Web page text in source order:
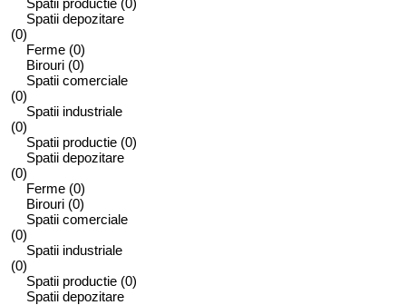
Spatii productie (0)
Spatii depozitare
(0)
Ferme (0)
Birouri (0)
Spatii comerciale
(0)
Spatii industriale
(0)
Spatii productie (0)
Spatii depozitare
(0)
Ferme (0)
Birouri (0)
Spatii comerciale
(0)
Spatii industriale
(0)
Spatii productie (0)
Spatii depozitare